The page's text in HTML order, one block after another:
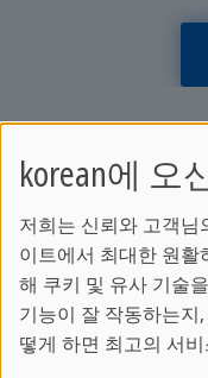
더 알아보기:
어학 프로그램
스프락카페에
학교별 코스 및
korean에 오
저희는 신뢰와 고객
이트에서 최대한 원활
해 쿠키 및 유사 기술
기능이 잘 작동하는지
떻게 하면 최고의 서